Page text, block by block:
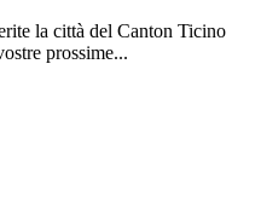
la città del Canton Ticino
prossime...